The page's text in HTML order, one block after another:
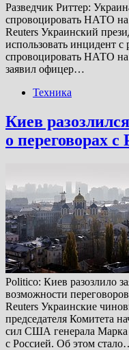
Разведчик Риттер:
спровоцировать НАТО
Reuters Украинский
использовать инцидент
спровоцировать НАТО
заявил офицер…
Техника
Киев
о переговорах с
Politico: Киев разозлило
возможности
Reuters Украинские
председателя Комитета
сил США генерала Марка
с Россией. Об этом